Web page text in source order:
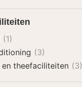
(1)
(3)
theefaciliteiten (3)